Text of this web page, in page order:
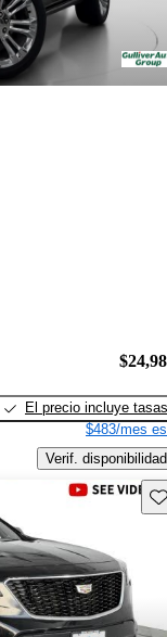
El precio incluye tasas
$483/mes
Verif. disponibilidad